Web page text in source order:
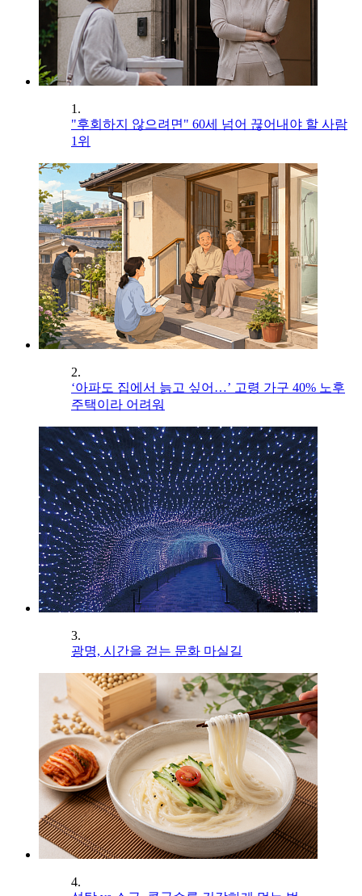
1.
"후회하지 않으려면" 60세 넘어 끊어내야 할 사람
1위
2.
‘아파도 집에서 늙고 싶어…’ 고령 가구 40% 노후
주택이라 어려워
3.
광명, 시간을 걷는 문화 마실길
4.